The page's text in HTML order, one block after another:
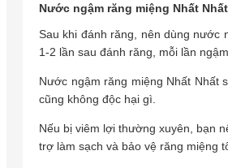
Nước ngậm răng miệng Nhất
Sau khi đánh răng, nên dùng nước
1-2 lần sau đánh răng, mỗi lần
Nước ngậm răng miệng Nhất Nhất
cũng không độc hại gì.
Nếu bị viêm lợi thường xuyên, bạn
trợ làm sạch và bảo vệ răng miệng